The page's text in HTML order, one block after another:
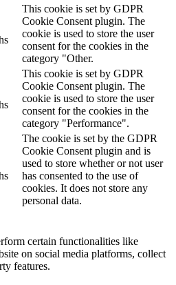
This cookie is set by GDPR
Cookie Consent plugin. The
cookie is used to store the user
consent for the cookies in the
category "Other.
This cookie is set by GDPR
Cookie Consent plugin. The
cookie is used to store the user
consent for the cookies in the
category "Performance".
The cookie is set by the GDPR
Cookie Consent plugin and is
used to store whether or not user
has consented to the use of
cookies. It does not store any
personal data.
certain functionalities like
on social media platforms, collect
features.